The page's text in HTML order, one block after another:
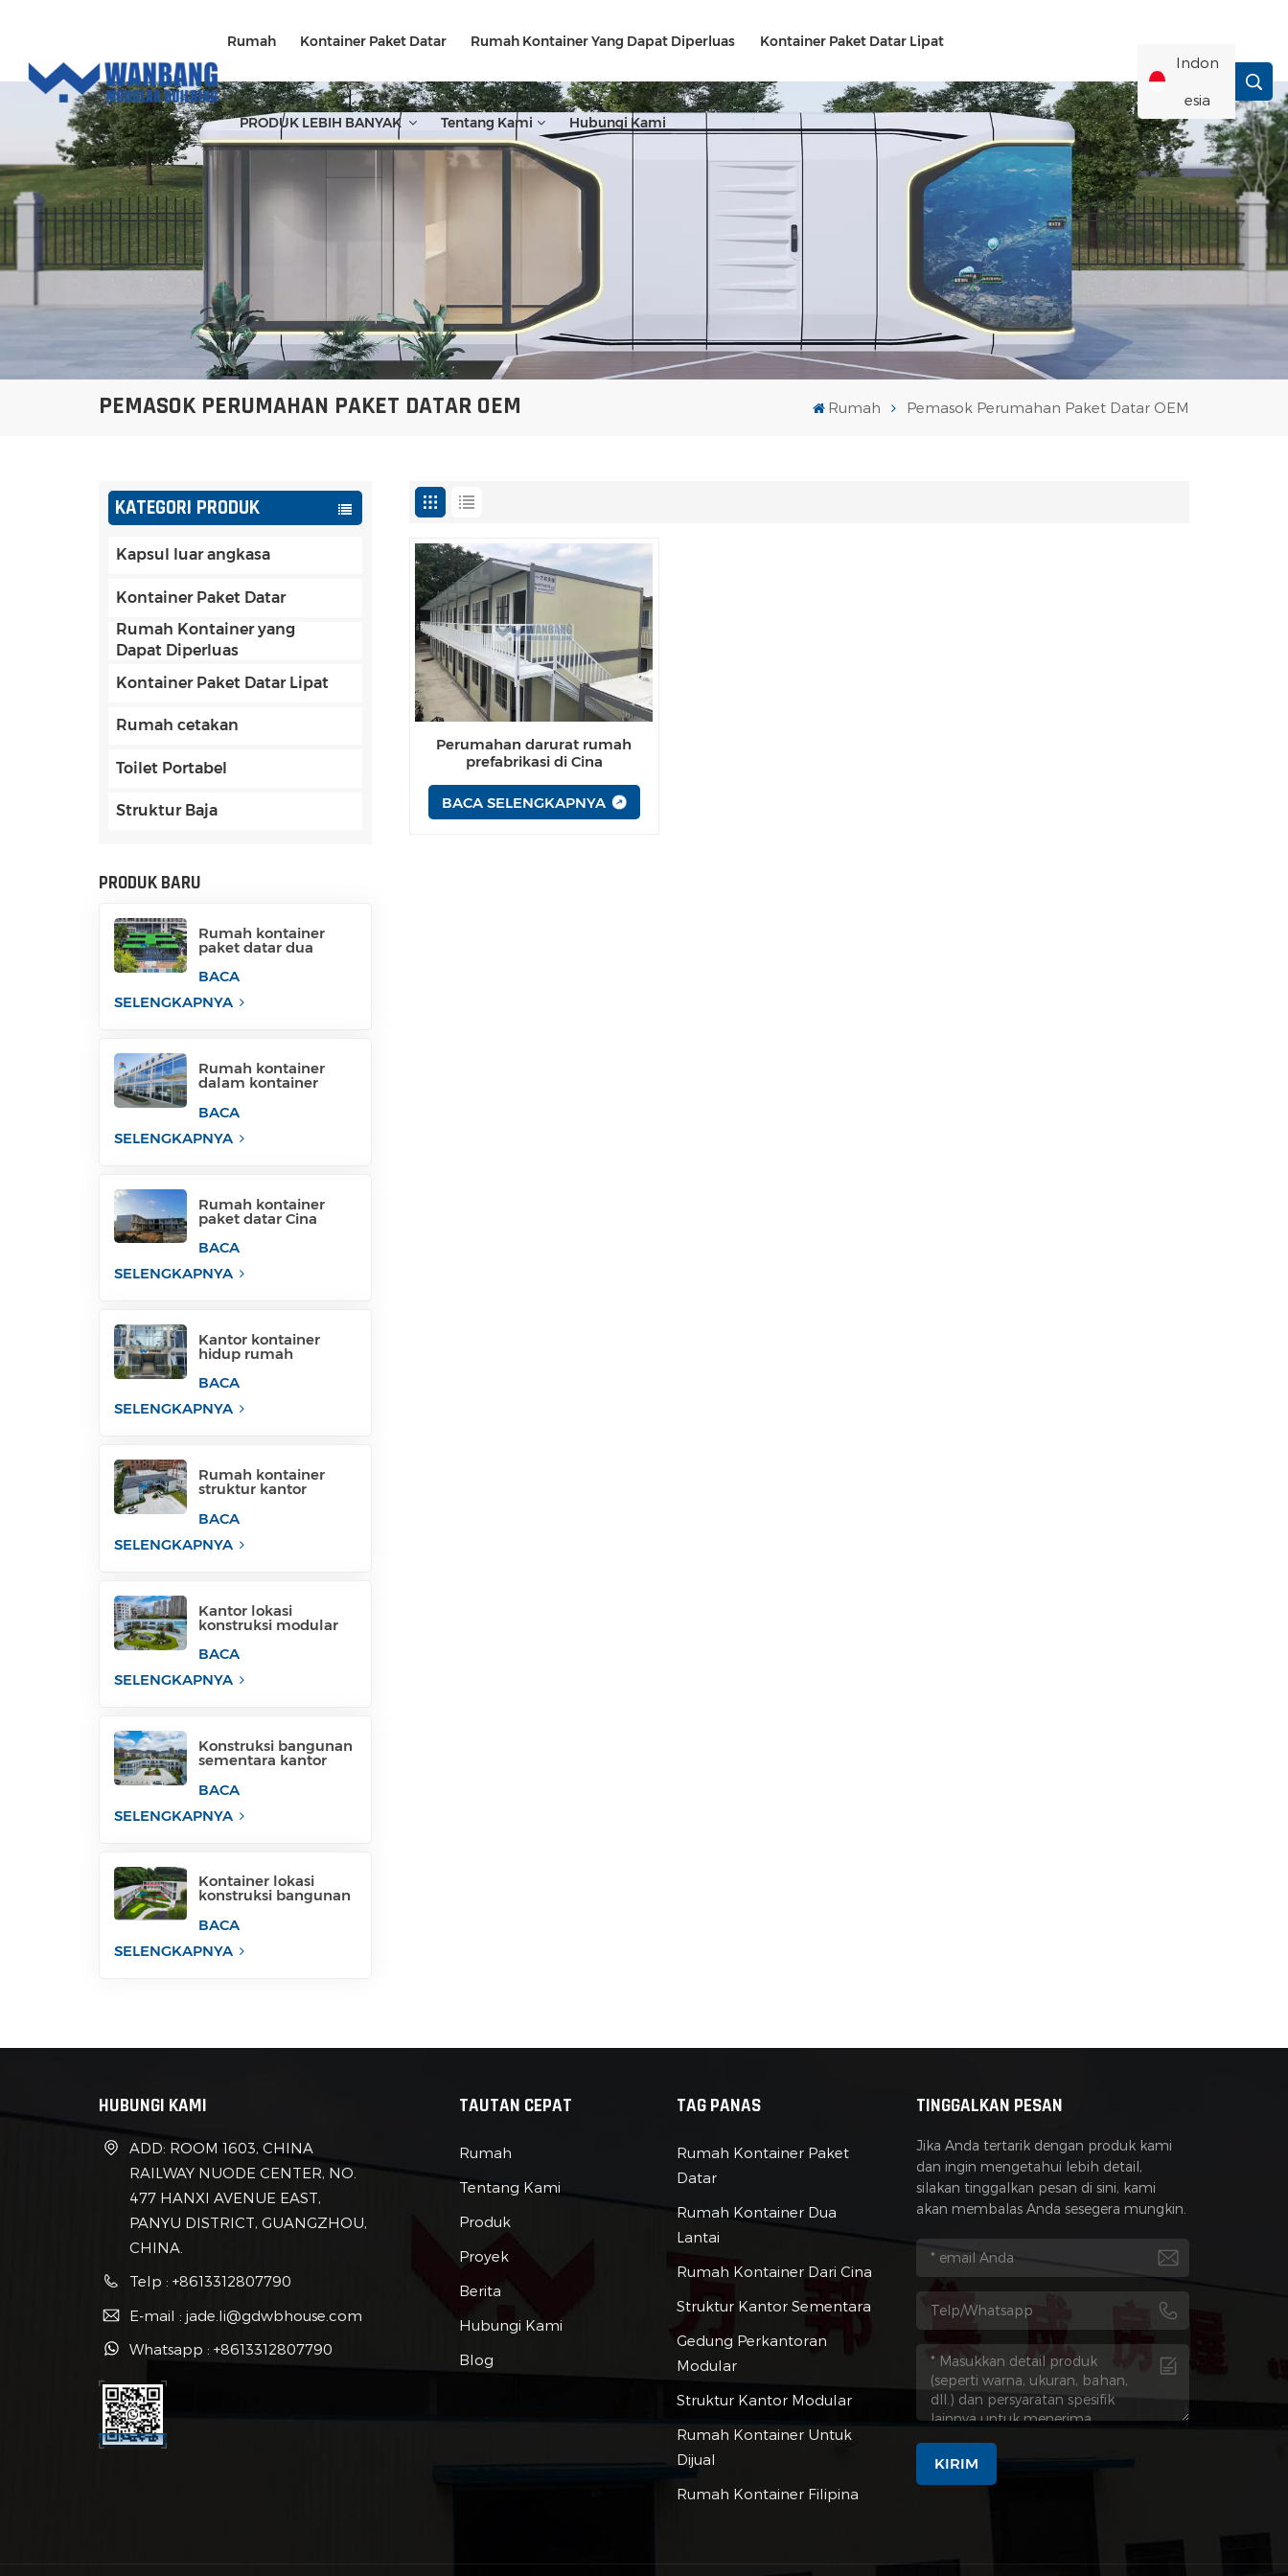
Rumah Kontainer Paket Datar Rumah Kontainer Yang Dapat Diperluas Kontainer Paket Datar Lipat
PRODUK LEBIH BANYAK Tentang Kami Hubungi Kami
Indon
Esia
English
Français
Русский
PEMASOK PERUMAHAN PAKET DATAR OEM Rumah Pemasok Perumahan Paket Datar OEM
KATEGORI PRODUK
Kapsul luar angkasa
Kontainer Paket Datar
Rumah Kontainer yang
Dapat Diperluas
Kontainer Paket Datar Lipat
Rumah cetakan
Toilet Portabel
Struktur Baja
PRODUK BARU
Rumah kontainer
paket datar dua
lantai dari Cina
BACA
SELENGKAPNYA
Rumah kontainer
dalam kontainer
perkantoran
BACA
SELENGKAPNYA
Rumah kontainer
paket datar Cina
rumah kontainer
kemas
BACA
SELENGKAPNYA
Kantor kontainer
hidup rumah
kontainer paket datar
untuk lokasi proyek
BACA
SELENGKAPNYA
Rumah kontainer
struktur kantor
kontainer filipina
BACA
SELENGKAPNYA
Kantor lokasi
konstruksi modular
kantor modular
BACA
SELENGKAPNYA
Konstruksi bangunan
sementara kantor
untuk industri
BACA
SELENGKAPNYA
Kontainer lokasi
konstruksi bangunan
kantor
BACA
SELENGKAPNYA
Perumahan darurat rumah
prefabrikasi di Cina
BACA SELENGKAPNYA
HUBUNGI KAMI
ADD: ROOM 1603, CHINA
RAILWAY NUODE CENTER, NO.
477 HANXI AVENUE EAST,
PANYU DISTRICT, GUANGZHOU,
CHINA.
Telp : +8613312807790
E-mail : jade.li@gdwbhouse.com
Whatsapp : +8613312807790
TAUTAN CEPAT
Rumah
Tentang Kami
Produk
Proyek
Berita
Hubungi Kami
Blog
TAG PANAS
Rumah Kontainer Paket
Datar
Rumah Kontainer Dua
Lantai
Rumah Kontainer Dari Cina
Struktur Kantor Sementara
Gedung Perkantoran
Modular
Struktur Kantor Modular
Rumah Kontainer Untuk
Dijual
Rumah Kontainer Filipina
TINGGALKAN PESAN
Jika Anda tertarik dengan produk kami
dan ingin mengetahui lebih detail,
silakan tinggalkan pesan di sini, kami
akan membalas Anda sesegera mungkin.
KIRIM